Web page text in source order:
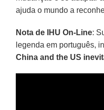
ajuda o mundo a
Nota de IHU On-Line:
legenda em português,
China and the US